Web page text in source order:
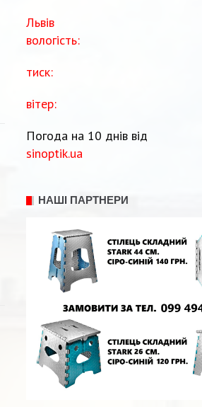
Львів
вологість:
тиск:
вітер:
Погода на 10 днів від
sinoptik.ua
НАШІ ПАРТНЕРИ